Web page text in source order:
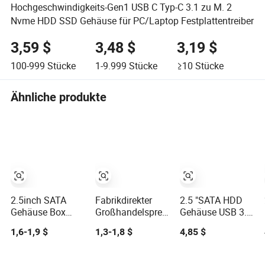
Hochgeschwindigkeits-Gen1 USB C Typ-C 3.1 zu M. 2
Nvme HDD SSD Gehäuse für PC/Laptop Festplattentreiber
3,59 $
100-999 Stücke
3,48 $
1-9.999 Stücke
3,19 $
≥10 Stücke
Ähnliche produkte
2.5inch SATA
Gehäuse Box
SSD HDD
Externes Gehäuse
1,6-1,9 $
Fabrikdirekter
Großhandelspreis
Hochwertiges
externes
1,3-1,8 $
2.5 "SATA HDD
Gehäuse USB 3.0
HDMI HDD
Gehäuse
4,85 $